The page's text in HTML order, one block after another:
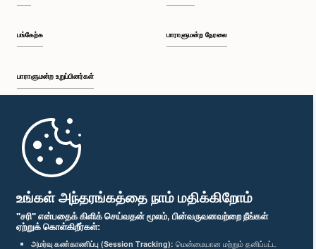
உங்கள் அந்தரங்கத்தை நாம் மதிக்கிறோம்
"சரி" என்பதைக் கிளிக் செய்வதன் மூலம், பின்வருவனவற்றை நீங்கள்
ஏற்றுக் கொள்கிறீர்கள்:
அமர்வு கண்காணிப்பு (Session Tracking): மென்மையான மற்றும் தனிப்பட்ட
பங்கேற்க
பாராளுமன்ற உறுப்பினர்கள்
முதற்பக்கம்
பாராளுமன்ற நேரலை
பாராளுமன்ற கையடக்க செயலி